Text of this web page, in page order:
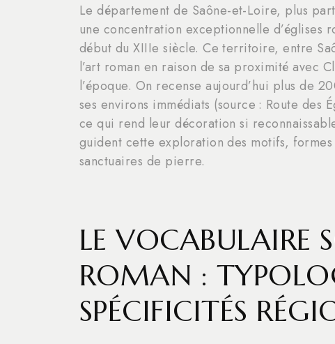
Le département de Saône-et-Loire, plus
une concentration exceptionnelle d’églises
début du XIIIe siècle. Ce territoire, entre
l’art roman en raison de sa proximité avec
l’époque. On recense aujourd’hui plus de
ses environs immédiats (source : Route des
ce qui rend leur décoration si
guident cette exploration des motifs,
sanctuaires de pierre.
LE VOCABULAIRE
ROMAN :
SPÉCIFICITÉS